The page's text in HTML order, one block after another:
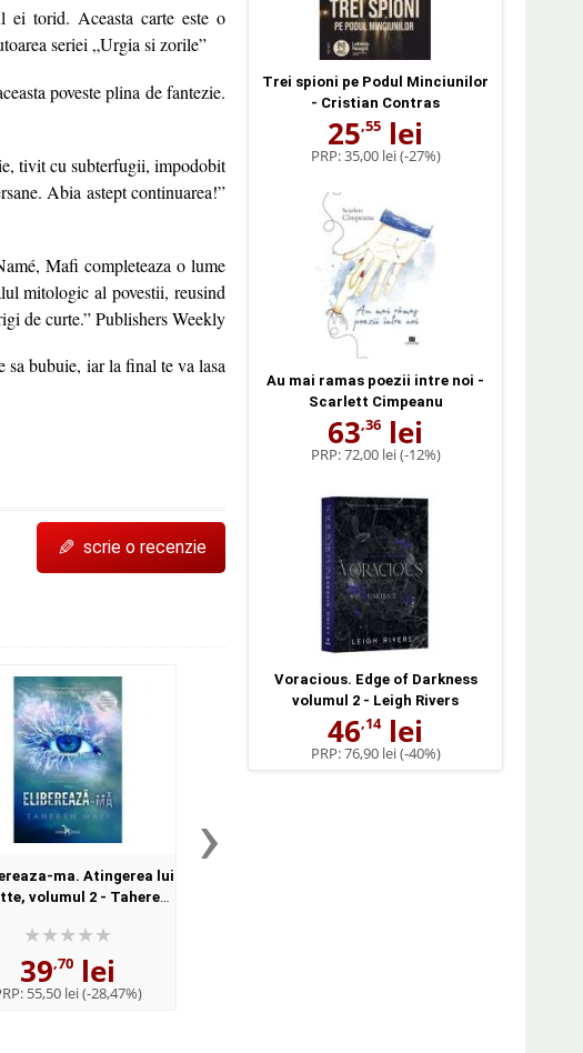
ei torid. Aceasta carte este o
seriei „Urgia si zorile”
poveste plina de fantezie.
tivit cu subterfugii, impodobit
Abia astept continuarea!”
Mafi completeaza o lume
mitologic al povestii, reusind
de curte.” Publishers Weekly
sa bubuie, iar la final te va lasa
✎ scrie o recenzie
ma. Atingerea lui
volumul 2 - Tahereh
39,70lei
55,50 lei(-28,47%)
›
Trei spioni pe Podul Minciunilor
- Cristian Contras
25,55 lei
PRP:35,00 lei(-27%)
Au mai ramas poezii intre noi -
Scarlett Cimpeanu
63,36 lei
PRP:72,00 lei(-12%)
Voracious. Edge of Darkness
volumul 2 - Leigh Rivers
46,14lei
PRP:76,90 lei(-40%)